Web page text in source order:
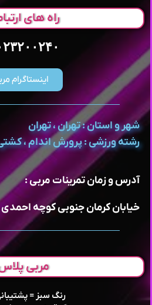
راه های
اینستاگرام
شهر و استان : تهران ، تهران
رشته ورزشی : پرورش اندام ،
آدرس و زمان تمرینات مربی :
خیابان کرمان جنوبی کوچه احمدی پلاک ۵
مربی
رنگ سبز =